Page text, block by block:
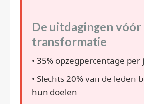
De uitdagingen vóór
transformatie
• 35% opzegpercentage per
• Slechts 20% van de leden
hun doelen